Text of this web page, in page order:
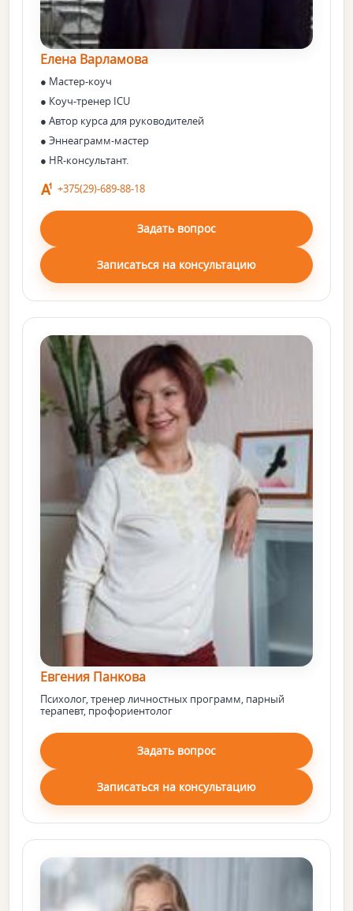
Елена Варламова
● Мастер-коуч
● Коуч-тренер ICU
● Автор курса для руководителей
● Эннеаграмм-мастер
● HR-консультант.
+375(29)-689-88-18
Задать вопрос
Записаться на консультацию
Евгения Панкова
Психолог, тренер личностных программ, парный
терапевт, профориентолог
Задать вопрос
Записаться на консультацию